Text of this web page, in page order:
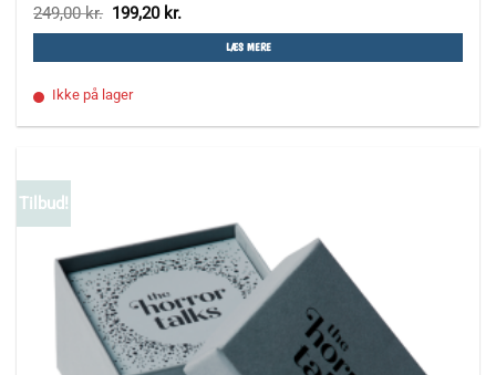
249,00kr. Den
oprindelige
pris
249,00 kr..
199,20 kr.
aktuelle
pris
199,20 kr..
LÆS MERE
Ikke på lager
Tilbud!